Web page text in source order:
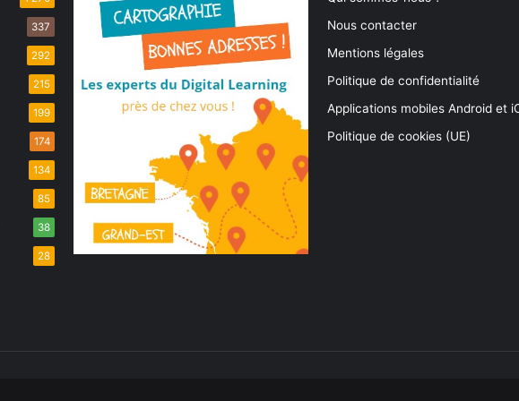
337
292
215
199
174
134
85
38
28
Nous contacter
Mentions légales
Politique de confidentialité
Applications mobiles Android et
Politique de cookies (UE)